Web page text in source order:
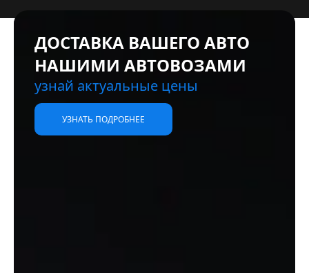
ДОСТАВКА ВАШЕГО АВТО
НАШИМИ АВТОВОЗАМИ
узнай актуальные цены
УЗНАТЬ ПОДРОБНЕЕ
УЗНАТЬ ПОДРОБНЕЕ
УЗНАТЬ ПОДРОБНЕЕ
УЗНАТЬ ПОДРОБНЕЕ